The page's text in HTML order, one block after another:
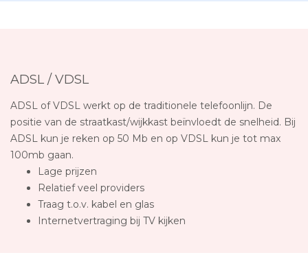
ADSL / VDSL
ADSL of VDSL werkt op de traditionele telefoonlijn. De
positie van de straatkast/wijkkast beïnvloedt de snelheid. Bij
ADSL kun je reken op 50 Mb en op VDSL kun je tot max
100mb gaan.
Lage prijzen
Relatief veel providers
Traag t.o.v. kabel en glas
Internetvertraging bij TV kijken